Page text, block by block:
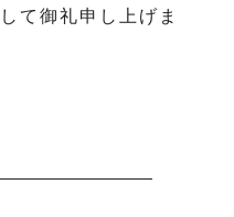
て御礼申し上げま